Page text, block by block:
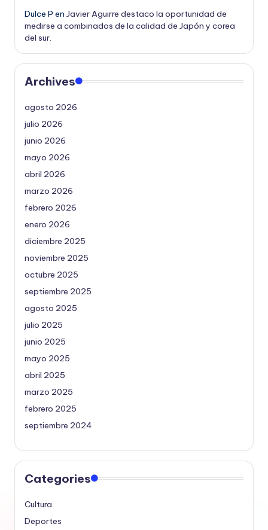
Dulce P en Javier Aguirre destaco la oportunidad de
medirse a combinados de la calidad de Japón y corea
del sur.
Archives
agosto 2026
julio 2026
junio 2026
mayo 2026
abril 2026
marzo 2026
febrero 2026
enero 2026
diciembre 2025
noviembre 2025
octubre 2025
septiembre 2025
agosto 2025
julio 2025
junio 2025
mayo 2025
abril 2025
marzo 2025
febrero 2025
septiembre 2024
Categories
Cultura
Deportes